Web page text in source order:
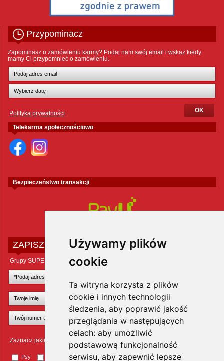
Używamy plików
cookie
Ta witryna korzysta z plików
cookie i innych technologii
śledzenia, aby poprawić jakość
przeglądania w następujących
celach: aby umożliwić
podstawową funkcjonalność
serwisu, aby zapewnić lepsze
Przypominacz
Zapominasz o zamówieniu karmy? Podaj nam swój email i wskaż kiedy
mamy Ci przypomnieć o zamówieniu.
Polityka prywatności
Telekarma społecznościowo
Bezpieczeństwo transakcji
ZAPISZ SIĘ DO NEWSLETTERA
Grupy SUPER ZOO POLAND Sp. z o.o.
Zaznacz jakie zwierzęta Cię interesują
Psy Małe ssaki Ptaki Inne zwierzęta